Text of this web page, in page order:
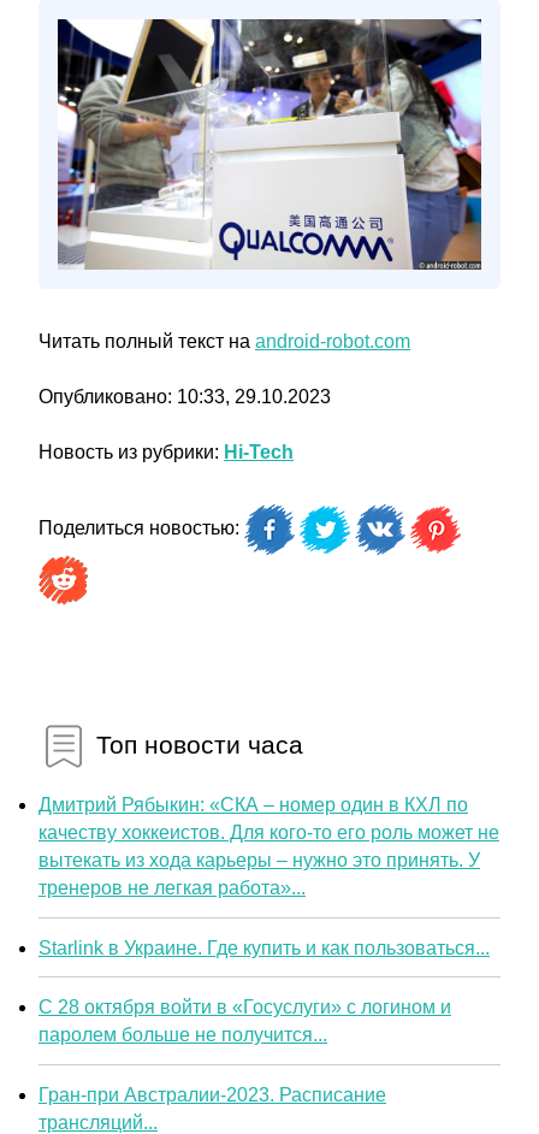
Читать полный текст на android-robot.com
Опубликовано: 10:33, 29.10.2023
Новость из рубрики: Hi-Tech
Поделиться новостью:
Топ новости часа
Дмитрий Рябыкин: «СКА – номер один в КХЛ по
качеству хоккеистов. Для кого-то его роль может не
вытекать из хода карьеры – нужно это принять. У
тренеров не легкая работа»...
Starlink в Украине. Где купить и как пользоваться...
С 28 октября войти в «Госуслуги» с логином и
паролем больше не получится...
Гран-при Австралии-2023. Расписание
трансляций...